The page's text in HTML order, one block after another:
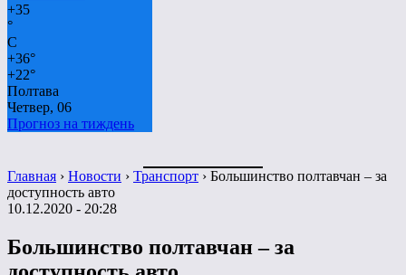
+35
°
C
+36°
+22°
Полтава
Четвер, 06
Прогноз на тиждень
Главная › Новости › Транспорт › Большинство полтавчан – за
доступность авто
10.12.2020 - 20:28
Большинство полтавчан – за